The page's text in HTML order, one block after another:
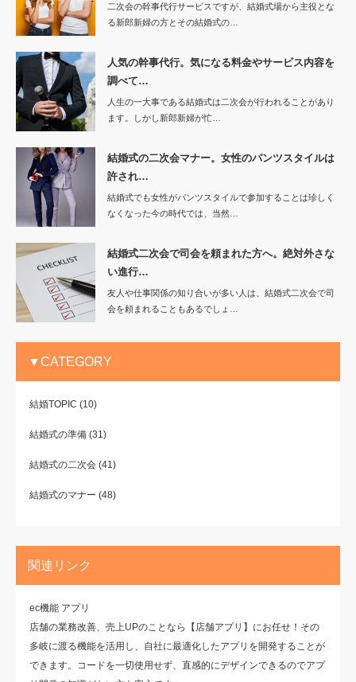
二次会の幹事代行サービスですが、結婚式場から主役とな
る新郎新婦の方とその結婚式の…
人気の幹事代行。気になる料金やサービス内容を
調べて…
人生の一大事である結婚式は二次会が行われることがあり
ます。しかし新郎新婦が忙…
結婚式の二次会マナー。女性のパンツスタイルは
許され…
結婚式でも女性がパンツスタイルで参加することは珍しく
なくなった今の時代では、当然…
結婚式二次会で司会を頼まれた方へ。絶対外さな
い進行…
友人や仕事関係の知り合いが多い人は、結婚式二次会で司
会を頼まれることもあるでしょ…
▼CATEGORY
結婚TOPIC (10)
結婚式の準備 (31)
結婚式の二次会 (41)
結婚式のマナー (48)
関連リンク
ec機能 アプリ
店舗の業務改善、売上UPのことなら【店舗アプリ】にお任せ！その
多岐に渡る機能を活用し、自社に最適化したアプリを開発することが
できます。コードを一切使用せず、直感的にデザインできるのでアプ